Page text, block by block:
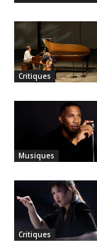
Critiques
Musiques
Critiques